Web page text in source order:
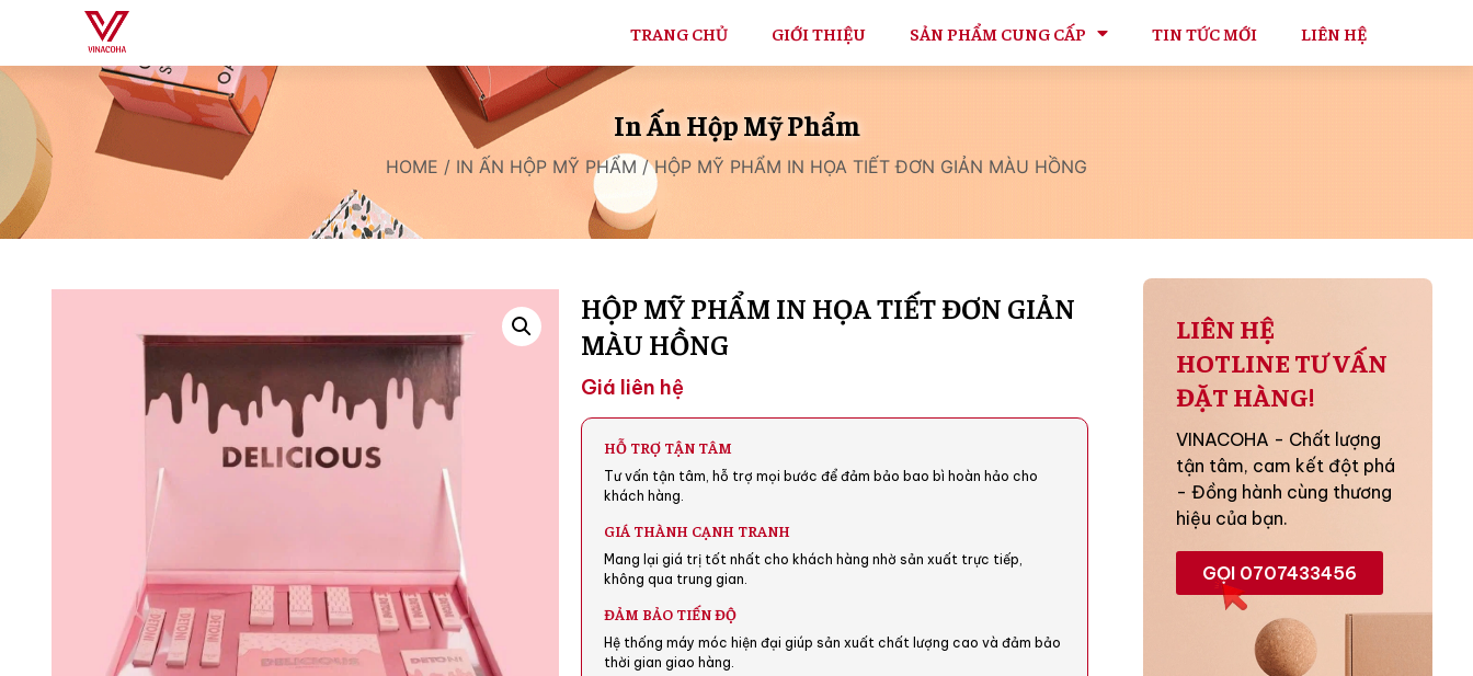
TRANG CHỦ GIỚI THIỆU SẢN PHẨM CUNG CẤP TIN TỨC MỚI LIÊN HỆ
In Ấn Hộp Mỹ Phẩm
HOME / IN ẤN HỘP MỸ PHẨM / HỘP MỸ PHẨM IN HỌA TIẾT ĐƠN GIẢN MÀU HỒNG
HỘP MỸ PHẨM IN HỌA TIẾT ĐƠN GIẢN
MÀU HỒNG
Giá liên hệ
HỖ TRỢ TẬN TÂM
Tư vấn tận tâm, hỗ trợ mọi bước để đảm bảo bao bì hoàn hảo cho
khách hàng.
GIÁ THÀNH CẠNH TRANH
Mang lại giá trị tốt nhất cho khách hàng nhờ sản xuất trực tiếp,
không qua trung gian.
ĐẢM BẢO TIẾN ĐỘ
Hệ thống máy móc hiện đại giúp sản xuất chất lượng cao và đảm bảo
thời gian giao hàng.
LIÊN HỆ
HOTLINE TƯ VẤN
ĐẶT HÀNG!
VINACOHA - Chất lượng
tận tâm, cam kết đột phá
- Đồng hành cùng thương
hiệu của bạn.
GỌI 0707433456